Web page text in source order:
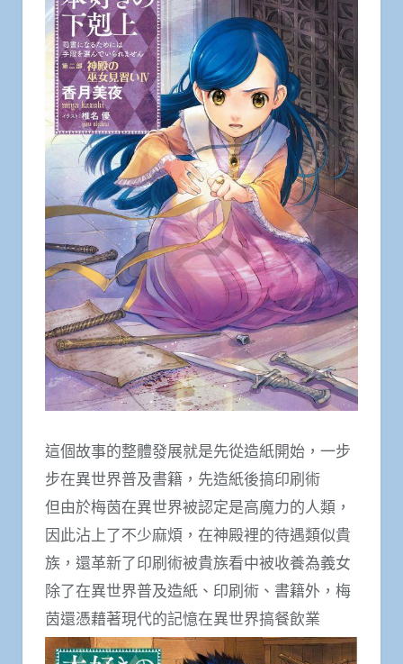
這個故事的整體發展就是先從造紙開始，一步
步在異世界普及書籍，先造紙後搞印刷術
但由於梅茵在異世界被認定是高魔力的人類，
因此沾上了不少麻煩，在神殿裡的待遇類似貴
族，還革新了印刷術被貴族看中被收養為義女
除了在異世界普及造紙、印刷術、書籍外，梅
茵還憑藉著現代的記憶在異世界搞餐飲業